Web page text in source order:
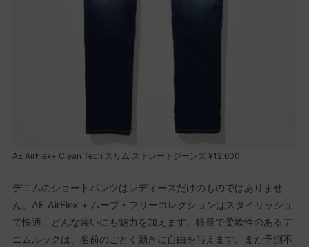
AE AirFlex+ Clean Tech スリム ストレートジーンズ ¥12,600
デニムのショートパンツはレディースだけのものではありませ
ん。AE AirFlex + ムーブ・フリーコレクションはスタイリッシュ
で快適、どんな装いにも魅力を加えます。軽量で柔軟性のあるデ
ニムルックは、名前のごとく動きに自由を与えます。また予測不